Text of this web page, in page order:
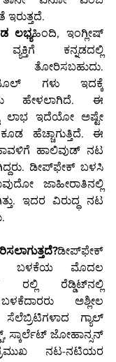
ಲಭ್ಯಹಿಂದಿ, ಇಂಗ್ಲೀಷ್
ಕನ್ನಡದಲ್ಲಿ
ತೋರಿಸಬಹುದು.
ಟೂಲ್ ಗಳು ಇದಕ್ಕೆ
ಹೇಳಲಾಗಿದೆ. ಈ
ಲಾಭ ಇದೆಯೋ ಅಷ್ಟೇ
ಹೆಚ್ಚಾಗುತ್ತಿದೆ. ಈ
ಹಾಲಿವುಡ್ ನಟ
ಡೀಪ್‌ಫೇಕ್ ಬಳಸಿ
ಜಾಹೀರಾತಿನಲ್ಲಿ
ಇದರ ವಿರುದ್ಧ ನಟ
ಡೀಪ್‌ಫೇಕ್
ಬಳಕೆಯ ಮೊದಲ
ರೆಡ್ಡಿಟ್‌ನಲ್ಲಿ
ಅಶ್ಲೀಲ
ಸ್ಕಾರ್ಲೆಟ್ ಜೋಹಾನ್ಸನ್
ನಟ-ನಟಿಯರ